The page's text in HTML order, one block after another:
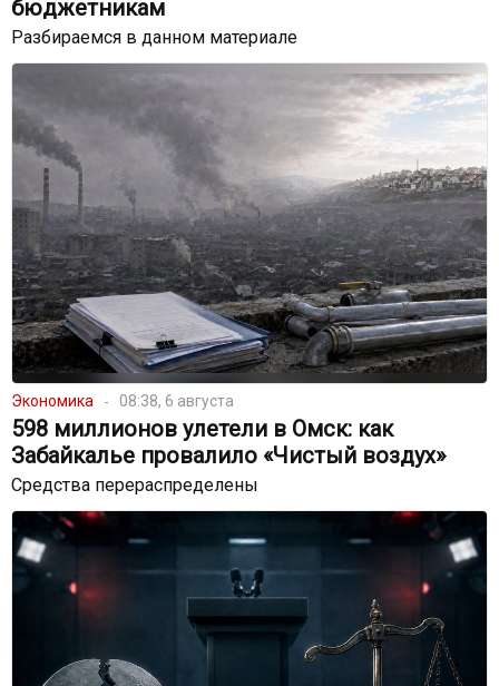
бюджетникам
Разбираемся в данном материале
Экономика 08:38, 6 августа
598 миллионов улетели в Омск: как
Забайкалье провалило «Чистый воздух»
Средства перераспределены